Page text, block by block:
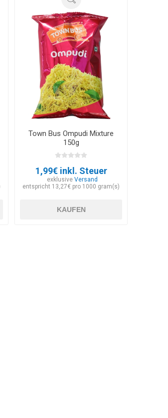
Town Bus Ompudi Mixture
150g
1,99€ inkl. Steuer
exklusiveVersand
entspricht 13,27€ pro 1000 gram(s)
KAUFEN